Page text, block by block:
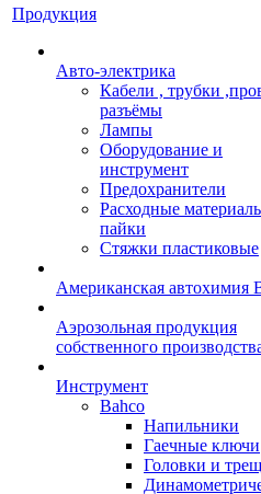
Продукция
Авто-электрика
Кабели , трубки
разъёмы
Лампы
Оборудование и
инструмент
Предохранители
Расходные
пайки
Стяжки пластиковые
Американская автохимия
Аэрозольная продукция
собственного
Инструмент
Bahco
Напильники
Гаечные ключи
Головки и